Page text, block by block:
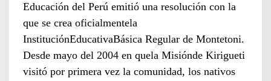
Educación del Perú emitió una resolución con la
que se crea oficialmentela
InstituciónEducativaBásica Regular de Montetoni.
Desde mayo del 2004 en quela Misiónde Kirigueti
visitó por primera vez la comunidad, los nativos